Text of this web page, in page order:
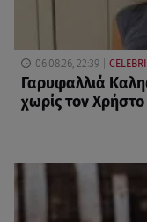
06.08.26, 22:39
Γαρυφαλλιά
χωρίς τον